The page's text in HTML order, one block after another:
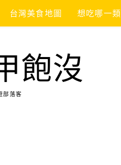
台灣美食地圖 想吃哪一類
飽沒
部落客